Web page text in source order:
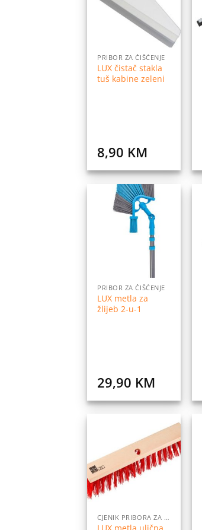
listu
želja
PRIBOR ZA ČIŠĆENJE
LUX čistač stakla
tuš kabine zeleni
8,90 KM
Dodaj
želja
PRIBOR ZA ČIŠĆENJE
LUX metla za
žlijeb 2-u-1
29,90 KM
Dodaj
na
listu
CJENIK PRIBORA ZA DOM